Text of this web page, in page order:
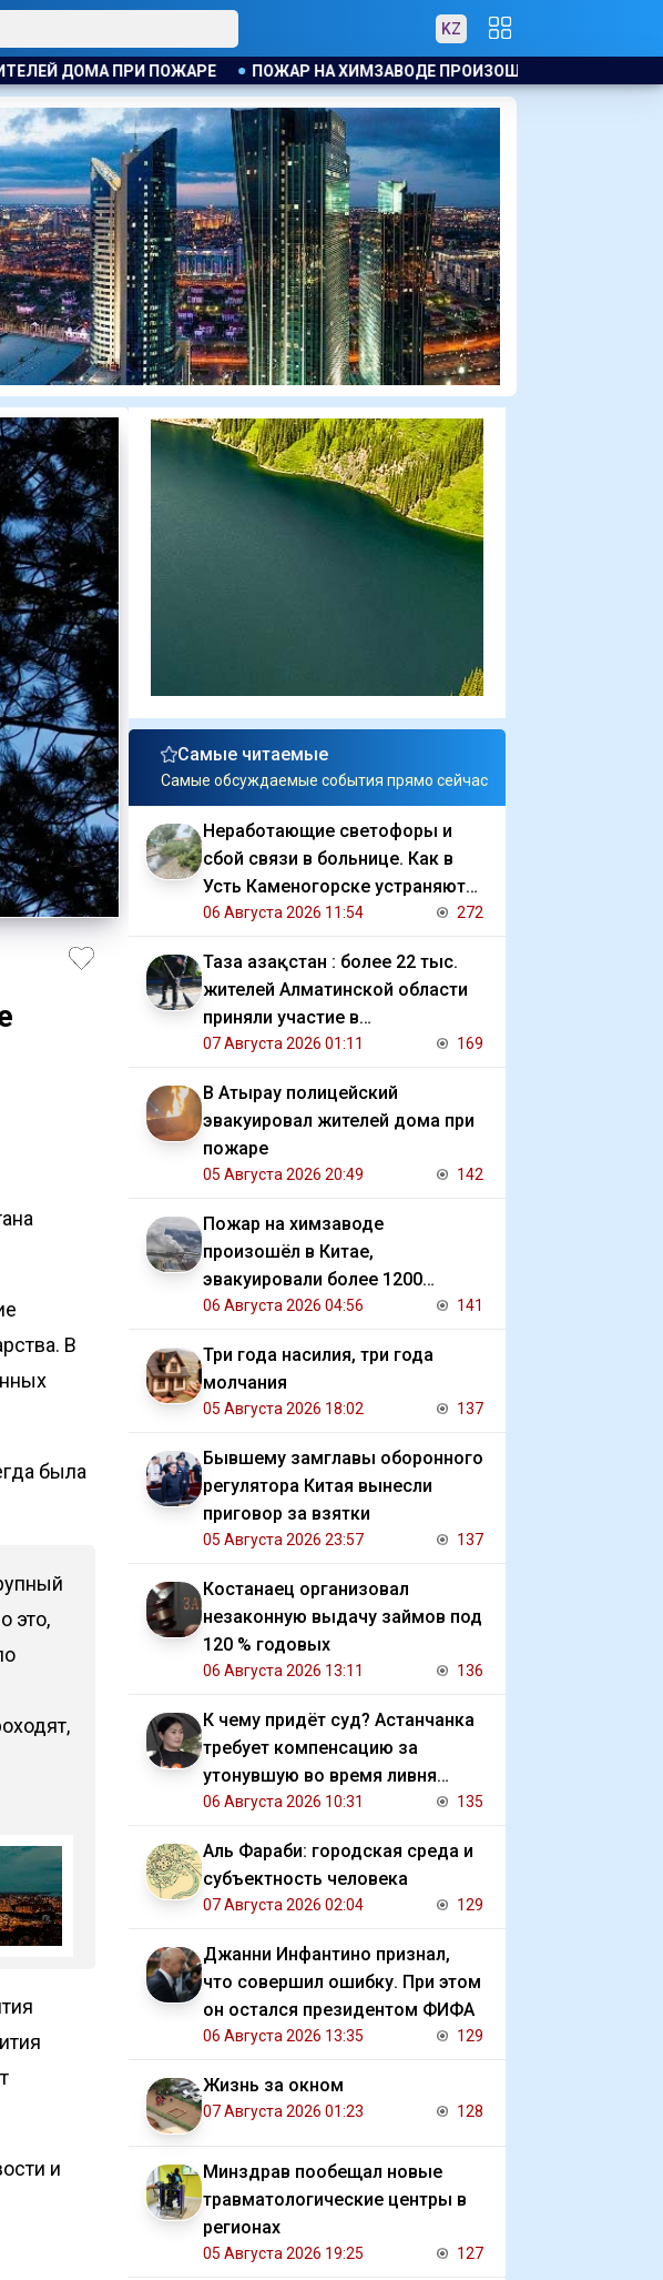
KZ
НА ХИМЗАВОДЕ ПРОИЗОШЁЛ В КИТАЕ, ЭВАКУИРОВАЛИ БОЛЕЕ 1200 ЧЕЛОВЕК
В
была
это,
и
Самые читаемые
Самые обсуждаемые события прямо сейчас
Неработающие светофоры и
сбой связи в больнице. Как в
Усть Каменогорске устраняют
последствия ливня
06 Августа 2026 11:54 272
Таза Қазақстан : более 22 тыс.
жителей Алматинской области
приняли участие в
экологической акции
07 Августа 2026 01:11 169
В Атырау полицейский
эвакуировал жителей дома при
пожаре
05 Августа 2026 20:49 142
Пожар на химзаводе
произошёл в Китае,
эвакуировали более 1200
человек
06 Августа 2026 04:56 141
Три года насилия, три года
молчания
05 Августа 2026 18:02 137
Бывшему замглавы оборонного
регулятора Китая вынесли
приговор за взятки
05 Августа 2026 23:57 137
Костанаец организовал
незаконную выдачу займов под
120 % годовых
06 Августа 2026 13:11 136
К чему придёт суд? Астанчанка
требует компенсацию за
утонувшую во время ливня
иномарку
06 Августа 2026 10:31 135
Аль Фараби: городская среда и
субъектность человека
07 Августа 2026 02:04 129
Джанни Инфантино признал,
что совершил ошибку. При этом
он остался президентом ФИФА
06 Августа 2026 13:35 129
Жизнь за окном
07 Августа 2026 01:23 128
Минздрав пообещал новые
травматологические центры в
регионах
05 Августа 2026 19:25 127